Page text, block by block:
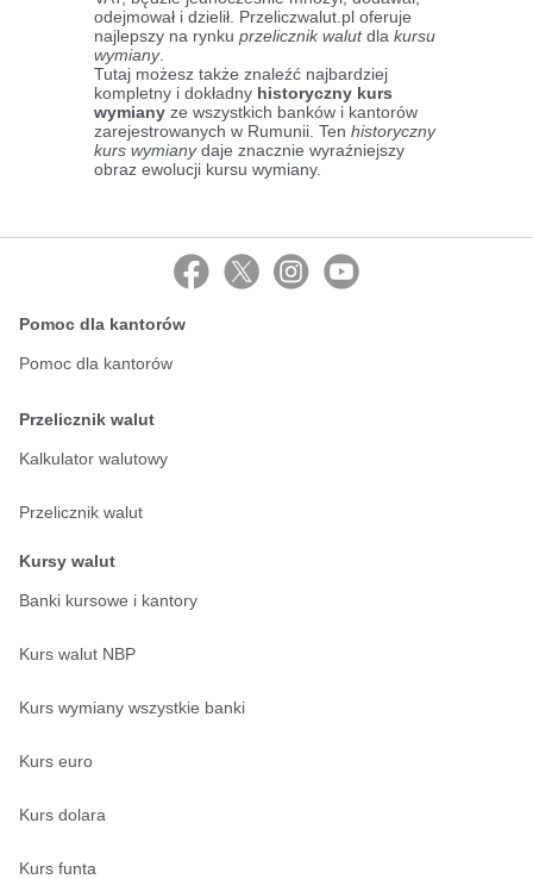
odejmował i dzielił. Przeliczwalut.pl oferuje
najlepszy na rynku przelicznik walutdla kursu
wymiany.
Tutaj możesz także znaleźć najbardziej
kompletny i dokładny historyczny kurs
wymiany ze wszystkich banków i kantorów
zarejestrowanych w Rumunii. Ten historyczny
kurs wymianydaje znacznie wyraźniejszy
obraz ewolucji kursu wymiany.
Pomoc dla kantorów
Pomoc dla kantorów
Przelicznik walut
Kalkulator walutowy
Przelicznik walut
Kursy walut
Banki kursowe i kantory
Kurs walut NBP
Kurs wymiany wszystkie banki
Kurs euro
Kurs dolara
Kurs funta